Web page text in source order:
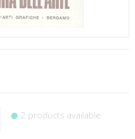
2 products available